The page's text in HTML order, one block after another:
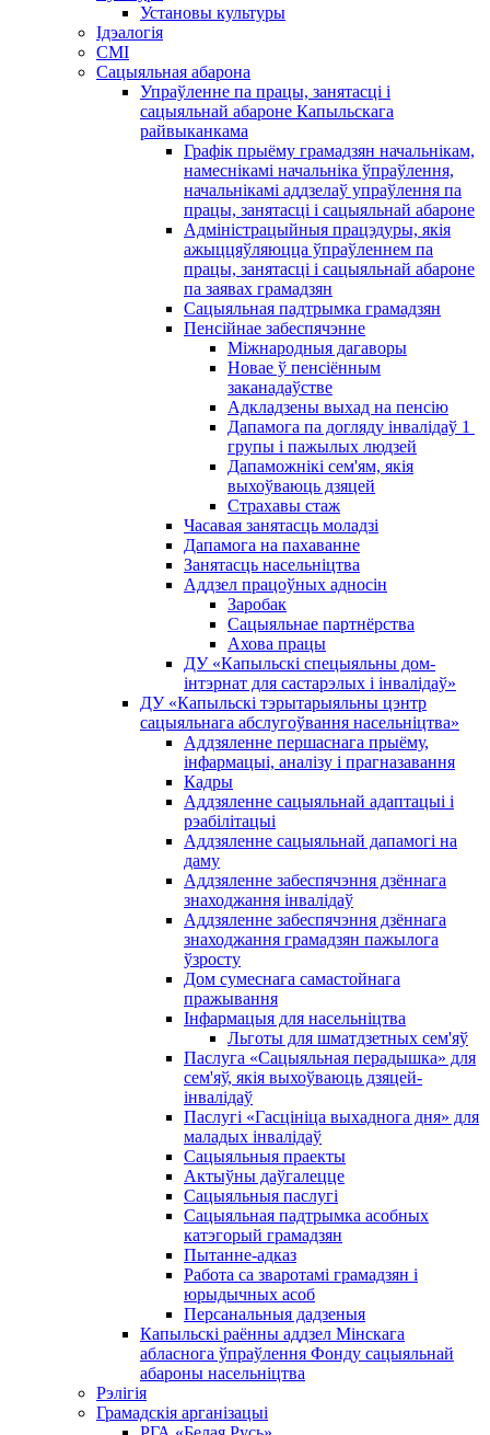
Установы культуры
Ідэалогія
СМІ
Сацыяльная абарона
Упраўленне па працы, занятасці і
сацыяльнай абароне Капыльскага
райвыканкама
Графік прыёму грамадзян начальнікам,
намеснікамі начальніка ўпраўлення,
начальнікамі аддзелаў упраўлення па
працы, занятасці і сацыяльнай абароне
Адміністрацыйныя працэдуры, якія
ажыццяўляюцца ўпраўленнем па
працы, занятасці і сацыяльнай абароне
па заявах грамадзян
Сацыяльная падтрымка грамадзян
Пенсійнае забеспячэнне
Міжнародныя дагаворы
Новае ў пенсіённым
заканадаўстве
Адкладзены выхад на пенсію
Дапамога па догляду інвалідаў 1 ​​
групы і пажылых людзей
Дапаможнікі сем'ям, якія
выхоўваюць дзяцей
Страхавы стаж
Часавая занятасць моладзі
Дапамога на пахаванне
Занятасць насельніцтва
Аддзел працоўных адносін
Заробак
Сацыяльнае партнёрства
Ахова працы
ДУ «Капыльскі спецыяльны дом-
інтэрнат для састарэлых і інвалідаў»
ДУ «Капыльскі тэрытарыяльны цэнтр
сацыяльнага абслугоўвання насельніцтва»
Аддзяленне першаснага прыёму,
інфармацыі, аналізу і прагназавання
Кадры
Аддзяленне сацыяльнай адаптацыі і
рэабілітацыі
Аддзяленне сацыяльнай дапамогі на
даму
Аддзяленне забеспячэння дзённага
знаходжання інвалідаў
Аддзяленне забеспячэння дзённага
знаходжання грамадзян пажылога
ўзросту
Дом сумеснага самастойнага
пражывання
Інфармацыя для насельніцтва
Льготы для шматдзетных сем'яў
Паслуга «Сацыяльная перадышка» для
сем'яў, якія выхоўваюць дзяцей-
інвалідаў
Паслугі «Гасцініца выхаднога дня» для
маладых інвалідаў
Сацыяльныя праекты
Актыўны даўгалецце
Сацыяльныя паслугі
Сацыяльная падтрымка асобных
катэгорый грамадзян
Пытанне-адказ
Работа са зваротамі грамадзян і
юрыдычных асоб
Персанальныя дадзеныя
Капыльскі раённы аддзел Мінскага
абласнога ўпраўлення Фонду сацыяльнай
абароны насельніцтва
Рэлігія
Грамадскія арганізацыі